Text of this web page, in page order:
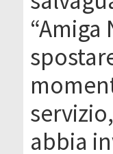
abbia